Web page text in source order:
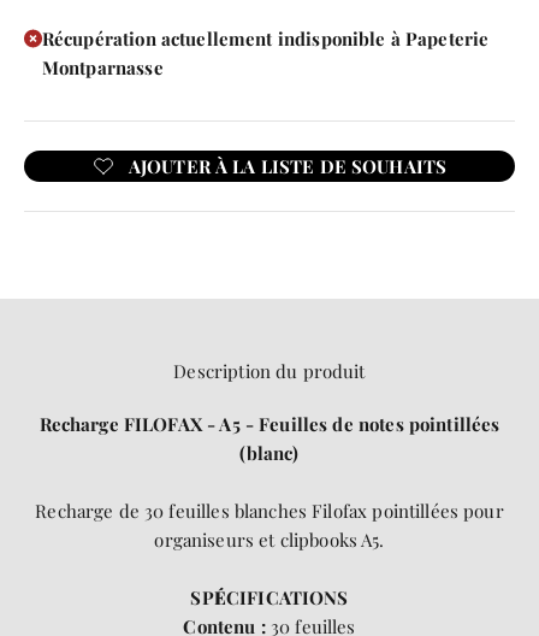
Récupération actuellement indisponible à Papeterie
Montparnasse
Description du produit
Recharge FILOFAX - A5 - Feuilles de notes pointillées
(blanc)
Recharge de 30feuilles blanches Filofax pointillées pour
organiseurs et clipbooks A5.
SPÉCIFICATIONS
Contenu : 30 feuilles